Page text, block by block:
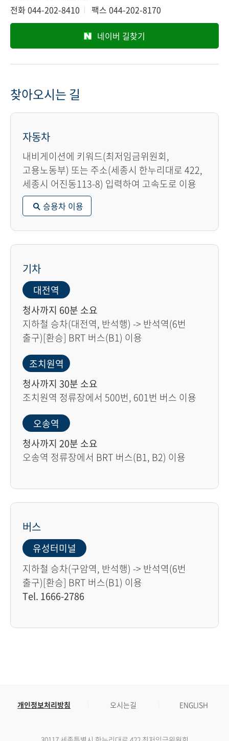
전화044-202-8410 팩스 044-202-8170
네이버 길찾기
찾아오시는 길
자동차
내비게이션에 키워드(최저임금위원회,
고용노동부) 또는 주소(세종시 한누리대로 422,
세종시 어진동113-8) 입력하여 고속도로 이용
승용차 이용
기차
대전역
청사까지 60분 소요
지하철 승차(대전역, 반석행) -> 반석역(6번
출구)[환승] BRT 버스(B1) 이용
조치원역
청사까지 30분 소요
조치원역 정류장에서 500번, 601번 버스 이용
오송역
청사까지 20분 소요
오송역 정류장에서 BRT 버스(B1, B2) 이용
버스
유성터미널
지하철 승차(구암역, 반석행) -> 반석역(6번
출구)[환승] BRT 버스(B1) 이용
Tel. 1666-2786
개인정보처리방침 오시는길 ENGLISH